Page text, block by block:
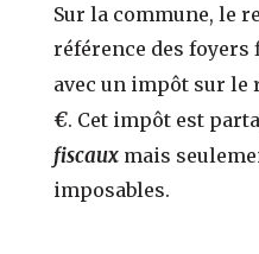
Sur la commune, le
référence des foyers
avec un impôt sur le
€. Cet impôt est
fiscaux mais
imposables.